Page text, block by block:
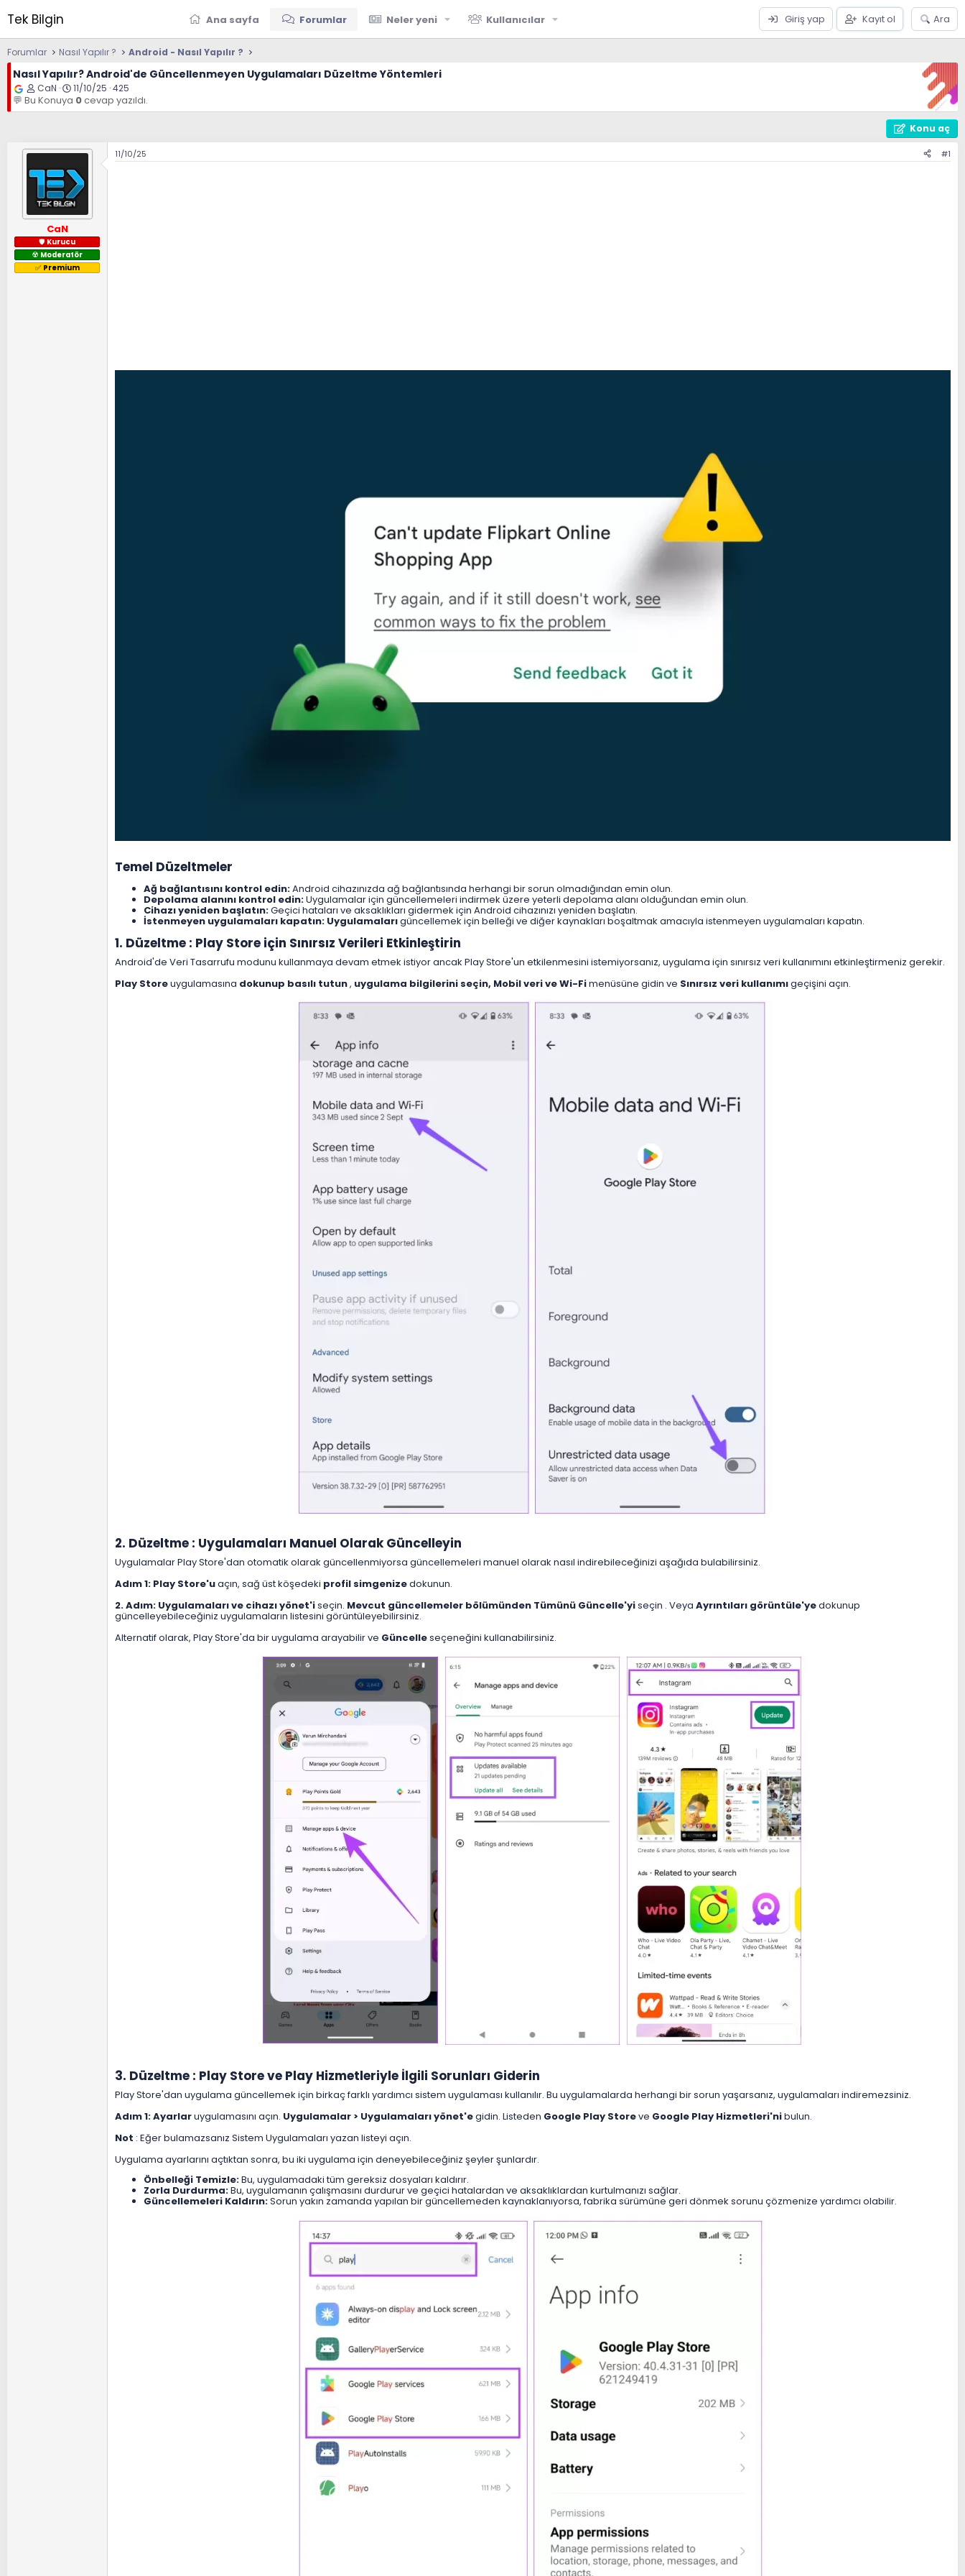
Tek Bilgin Ana sayfa Forumlar Neler yeni Kullanıcılar Giriş yap Kayıt ol Ara
Forumlar Nasıl Yapılır ? Android - Nasıl Yapılır ?
Nasıl Yapılır?Android'de Güncellenmeyen Uygulamaları Düzeltme Yöntemleri
K
o
n
B
ş
l
a
t
a
n
CaN
B
a
g
ç
t
a
r
i
h
11/10/25 425
💬 Bu Konuya 0cevap yazıldı.
Konu aç
CaN
🛡 Kurucu
☢️ Moderatör
✅️ Premium
11/10/25 #1
Temel Düzeltmeler​
Ağ bağlantısını kontrol edin:Android cihazınızda ağ bağlantısında herhangi bir sorun olmadığından emin olun.
Depolama alanını kontrol edin:Uygulamalar için güncellemeleri indirmek üzere yeterli depolama alanı olduğundan emin olun.
Cihazı yeniden başlatın:Geçici hataları ve aksaklıkları gidermek için Android cihazınızı yeniden başlatın.
İstenmeyen uygulamaları kapatın: Uygulamalarıgüncellemek için belleği ve diğer kaynakları boşaltmak amacıyla istenmeyen uygulamaları kapatın.
1. Düzeltme : Play Store için Sınırsız Verileri Etkinleştirin​
Android'de Veri Tasarrufu modunu kullanmaya devam etmek istiyor ancak Play Store'un etkilenmesini istemiyorsanız, uygulama için sınırsız veri kullanımını etkinleştirmeniz gerekir.
Play Storeuygulamasına dokunup basılı tutun, uygulama bilgilerini seçin, Mobil veri ve Wi-Fimenüsüne gidin ve Sınırsız veri kullanımıgeçişini açın.
2. Düzeltme : Uygulamaları Manuel Olarak Güncelleyin​
Uygulamalar Play Store'dan otomatik olarak güncellenmiyorsa güncellemeleri manuel olarak nasıl indirebileceğinizi aşağıda bulabilirsiniz.
Adım 1: Play Store'uaçın, sağ üst köşedeki profil simgenizedokunun.
2. Adım: Uygulamaları ve cihazı yönet'iseçin. Mevcut güncellemeler bölümünden Tümünü Güncelle'yiseçin . Veya Ayrıntıları görüntüle'yedokunup
güncelleyebileceğiniz uygulamaların listesini görüntüleyebilirsiniz.
Alternatif olarak, Play Store'da bir uygulama arayabilir ve Güncelleseçeneğini kullanabilirsiniz.
3. Düzeltme : Play Store ve Play Hizmetleriyle İlgili Sorunları Giderin​
Play Store'dan uygulama güncellemek için birkaç farklı yardımcı sistem uygulaması kullanılır. Bu uygulamalarda herhangi bir sorun yaşarsanız, uygulamaları indiremezsiniz.
Adım 1: Ayarlaruygulamasını açın. Uygulamalar > Uygulamaları yönet'egidin. Listeden Google Play Storeve Google Play Hizmetleri'nibulun.
Not : Eğer bulamazsanız Sistem Uygulamaları yazan listeyi açın.
Uygulama ayarlarını açtıktan sonra, bu iki uygulama için deneyebileceğiniz şeyler şunlardır.
Önbelleği Temizle:Bu, uygulamadaki tüm gereksiz dosyaları kaldırır.
Zorla Durdurma:Bu, uygulamanın çalışmasını durdurur ve geçici hatalardan ve aksaklıklardan kurtulmanızı sağlar.
Güncellemeleri Kaldırın:Sorun yakın zamanda yapılan bir güncellemeden kaynaklanıyorsa, fabrika sürümüne geri dönmek sorunu çözmenize yardımcı olabilir.